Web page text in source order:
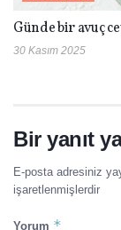
Günde bir avuç
30 Kasım 2025
Bir yanıt
E-posta adresiniz
işaretlenmişlerdir
Yorum *